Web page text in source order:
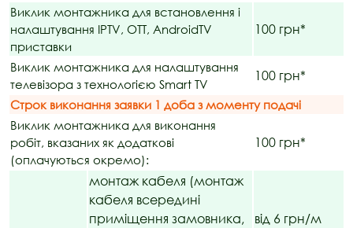
Виклик монтажника для встановлення і
налаштування IPTV, OTT, AndroidTV
приставки
100 грн*
Виклик монтажника для налаштування
телевізора з технологією Smart TV
100 грн*
Строк виконання заявки 1 доба з моменту подачі
Виклик монтажника для виконання
робіт, вказаних як додаткові
(оплачуються окремо):
100 грн*
монтаж кабеля (монтаж
кабеля всередині
приміщення замовника,
від 6 грн/м